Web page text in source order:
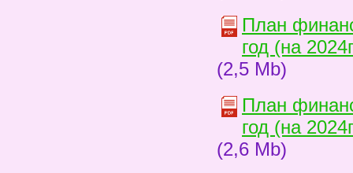
План
год (на
(2,5 Mb)
План
год (на
(2,6 Mb)